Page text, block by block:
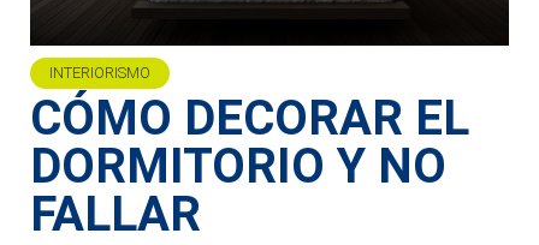
INTERIORISMO
CÓMO DECORAR EL
DORMITORIO Y NO
FALLAR